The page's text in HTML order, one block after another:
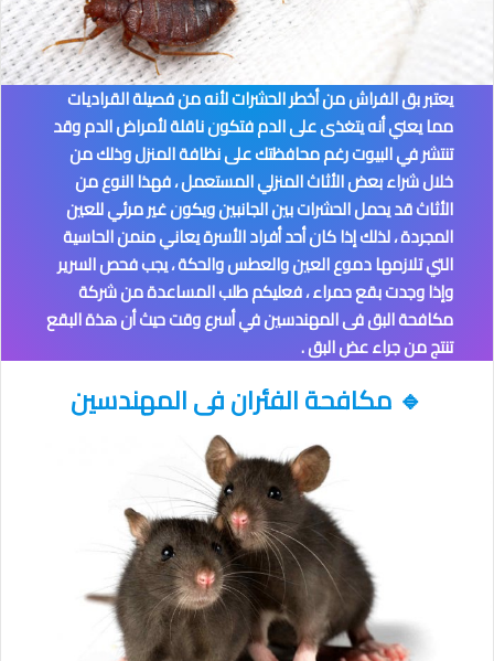
يعتبر بق الفراش من أخطر الحشرات لأنه من فصيلة القراديات
مما يعني أنه يتغذى على الدم فتكون ناقلة لأمراض الدم وقد
تنتشر في البيوت رغم محافظتك على نظافة المنزل وذلك من
خلال شراء بعض الأثاث المنزلي المستعمل ، فهذا النوع من
الأثاث قد يحمل الحشرات بين الجانبين ويكون غير مرئي للعين
المجردة ، لذلك إذا كان أحد أفراد الأسرة يعاني منمن الحاسية
التي تلازمها دموع العين والعطس والحكة ، يجب فحص السرير
وإذا وجدت بقع حمراء ، فعليكم طلب المساعدة من شركة
مكافحة البق فى المهندسينفي أسرع وقت حيث أن هذة البقع
تنتج من جراء عض البق .
🔹 مكافحة الفئرانفى المهندسين